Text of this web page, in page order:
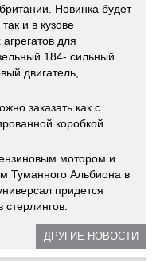
Новинка будет
и в кузове
для
184- сильный
двигатель,
заказать как с
коробкой
мотором и
Туманного Альбиона в
придется
ДРУГИЕ НОВОСТИ